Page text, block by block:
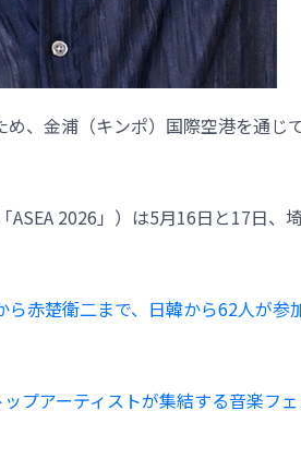
、金浦（キンポ）国際空港を通じ
ASEA 2026」）は5月16日と17日、
赤楚衛二まで、日韓から62人が参
プアーティストが集結する音楽フ